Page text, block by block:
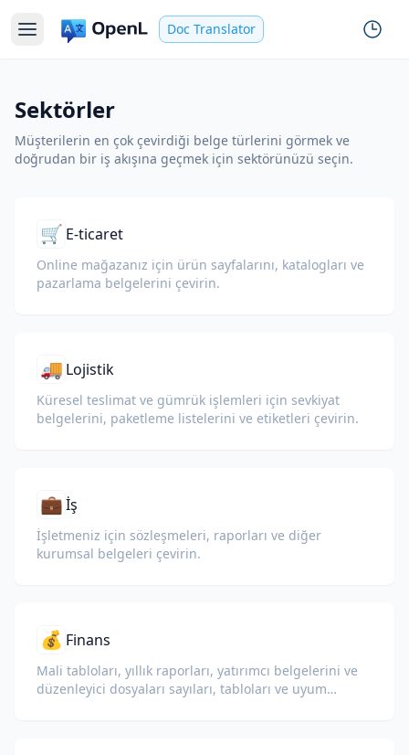
Doc Translator
Sektörler
Müşterilerin en çok çevirdiği belge türlerini görmek ve
doğrudan bir iş akışına geçmek için sektörünüzü seçin.
🛒 E-ticaret
Online mağazanız için ürün sayfalarını, katalogları ve
pazarlama belgelerini çevirin.
🚚 Lojistik
Küresel teslimat ve gümrük işlemleri için sevkiyat
belgelerini, paketleme listelerini ve etiketleri çevirin.
💼İş
İşletmeniz için sözleşmeleri, raporları ve diğer
kurumsal belgeleri çevirin.
💰 Finans
Mali tabloları, yıllık raporları, yatırımcı belgelerini ve
düzenleyici dosyaları sayıları, tabloları ve uyum